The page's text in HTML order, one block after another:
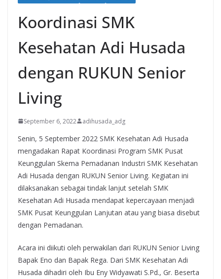
Koordinasi SMK
Kesehatan Adi Husada
dengan RUKUN Senior
Living
September 6, 2022 adihusada_adg
Senin, 5 September 2022 SMK Kesehatan Adi Husada
mengadakan Rapat Koordinasi Program SMK Pusat
Keunggulan Skema Pemadanan Industri SMK Kesehatan
Adi Husada dengan RUKUN Senior Living. Kegiatan ini
dilaksanakan sebagai tindak lanjut setelah SMK
Kesehatan Adi Husada mendapat kepercayaan menjadi
SMK Pusat Keunggulan Lanjutan atau yang biasa disebut
dengan Pemadanan.
Acara ini diikuti oleh perwakilan dari RUKUN Senior Living
Bapak Eno dan Bapak Rega. Dari SMK Kesehatan Adi
Husada dihadiri oleh Ibu Eny Widyawati S.Pd., Gr. Beserta